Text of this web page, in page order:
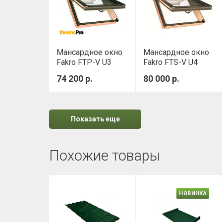
Мансардное окно
Fakro FTP-V U3
74 200 р.
Мансардное окно
Fakro FTS-V U4
80 000 р.
Показать еще
Похожие товары
НОВИНКА